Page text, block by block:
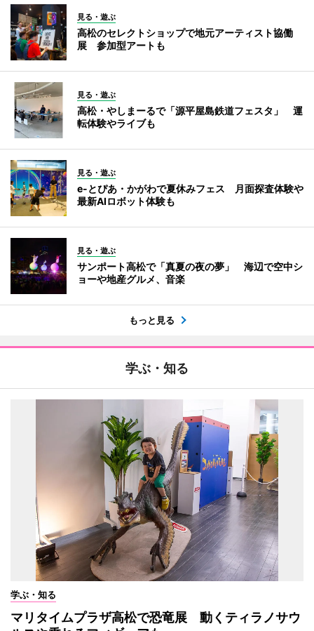
見る・遊ぶ
高松のセレクトショップで地元アーティスト協働
展 参加型アートも
見る・遊ぶ
高松・やしまーるで「源平屋島鉄道フェスタ」 運
転体験やライブも
見る・遊ぶ
e-とぴあ・かがわで夏休みフェス 月面探査体験や
最新AIロボット体験も
見る・遊ぶ
サンポート高松で「真夏の夜の夢」 海辺で空中シ
ョーや地産グルメ、音楽
もっと見る
学ぶ・知る
学ぶ・知る
マリタイムプラザ高松で恐竜展 動くティラノサウ